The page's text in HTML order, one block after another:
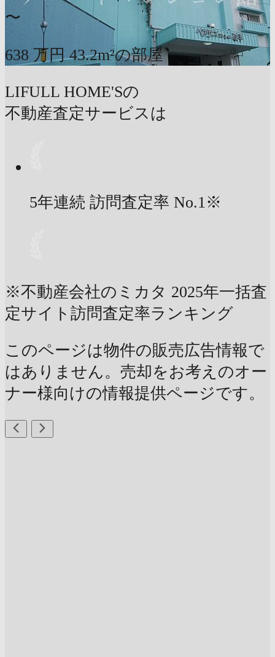
〜
638 万円 43.2m²の部屋
LIFULL HOME'Sの
不動産査定サービスは
5年連続 訪問査定率 No.1※
※不動産会社のミカタ 2025年一括査
定サイト訪問査定率ランキング
このページは物件の販売広告情報で
はありません。売却をお考えのオー
ナー様向けの情報提供ページです。